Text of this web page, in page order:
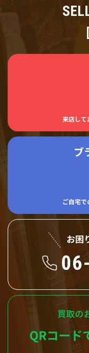
来店して
ブ
ご自宅